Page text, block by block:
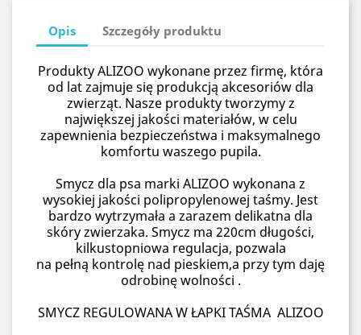
Opis Szczegóły produktu
Produkty ALIZOO wykonane przez firmę, która
od lat zajmuje się produkcją akcesoriów dla
zwierząt. Nasze produkty tworzymy z
największej jakości materiałów, w celu
zapewnienia bezpieczeństwa i maksymalnego
komfortu waszego pupila.
Smycz dla psa marki ALIZOO wykonana z
wysokiej jakości polipropylenowej taśmy. Jest
bardzo wytrzymała a zarazem delikatna dla
skóry zwierzaka. Smycz ma 220cm długości,
kilkustopniowa regulacja, pozwala
na pełną kontrolę nad pieskiem,a przy tym daję
odrobinę wolności .
SMYCZ REGULOWANA W ŁAPKI TAŚMA ALIZOO